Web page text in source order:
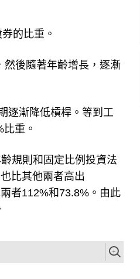
後隨著年齡增長，逐漸
漸降低槓桿。等到工
規則和固定比例投資法
比其他兩者高出
者112%和73.8%。由此